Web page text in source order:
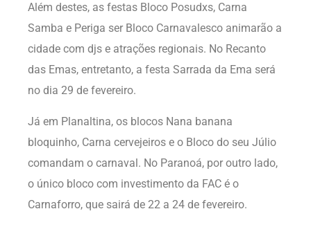
Além destes, as festas Bloco Posudxs, Carna
Samba e Periga ser Bloco Carnavalesco animarão a
cidade com djs e atrações regionais. No Recanto
das Emas, entretanto, a festa Sarrada da Ema será
no dia 29 de fevereiro.
Já em Planaltina, os blocos Nana banana
bloquinho, Carna cervejeiros e o Bloco do seu Júlio
comandam o carnaval. No Paranoá, por outro lado,
o único bloco com investimento da FAC é o
Carnaforro, que sairá de 22 a 24 de fevereiro.